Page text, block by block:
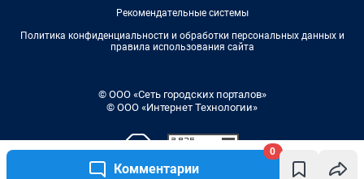
Комментарии
0
Рекомендательные системы
Политика конфиденциальности и обработки персональных данных и
правила использования сайта
© ООО «Сеть городских порталов»
© ООО «Интернет Технологии»